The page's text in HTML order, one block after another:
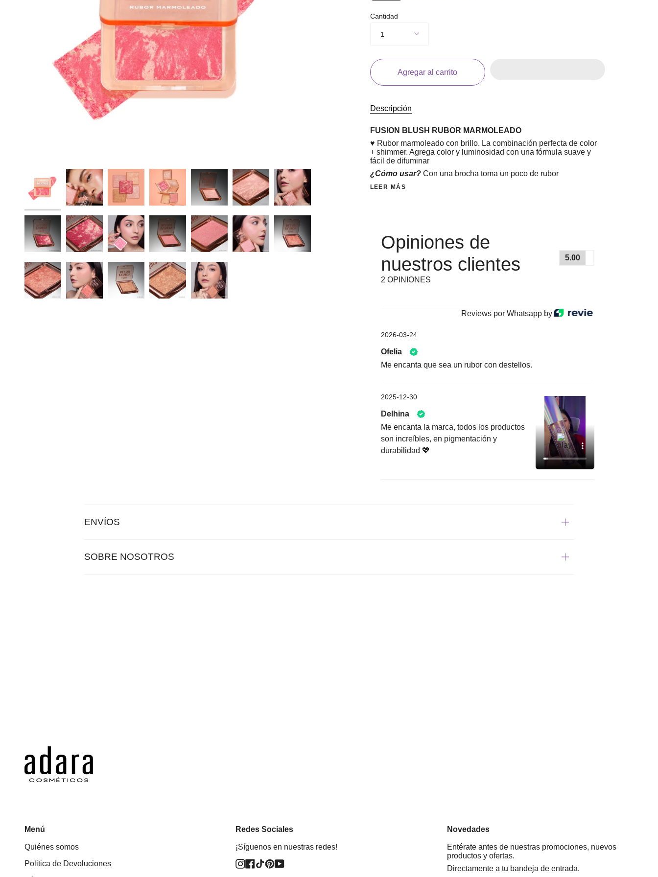
Cantidad
1
Agregar al carrito
Descripción
FUSION BLUSH RUBOR MARMOLEADO
♥ Rubor marmoleado con brillo. La combinación perfecta de color
+ shimmer. Agrega color y luminosidad con una fórmula suave y
fácil de difuminar
¿Cómo usar? Con una brocha toma un poco de rubor
LEER MÁS
Opiniones de
nuestros clientes
2 OPINIONES
5.00
Reviews por Whatsapp by
2026-03-24
Ofelia
Me encanta que sea un rubor con destellos.
2025-12-30
Delhina
Me encanta la marca, todos los productos
son increíbles, en pigmentación y
durabilidad 💖
ENVÍOS
SOBRE NOSOTROS
Menú
Quiénes somos
Politica de Devoluciones
Redes Sociales
¡Síguenos en nuestras redes!
Instagram
Facebook
TikTokPinterest
YouTube
Novedades
Entérate antes de nuestras promociones, nuevos
productos y ofertas.
Directamente a tu bandeja de entrada.